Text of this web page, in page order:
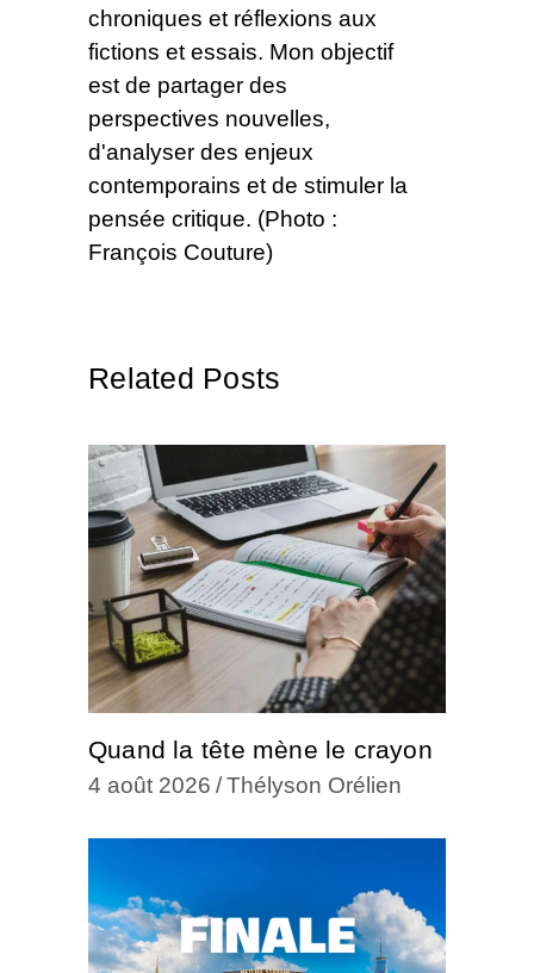
chroniques et réflexions aux
fictions et essais. Mon objectif
est de partager des
perspectives nouvelles,
d'analyser des enjeux
contemporains et de stimuler la
pensée critique. (Photo :
François Couture)
Related Posts
Quand la tête mène le crayon
4 août 2026 Thélyson Orélien